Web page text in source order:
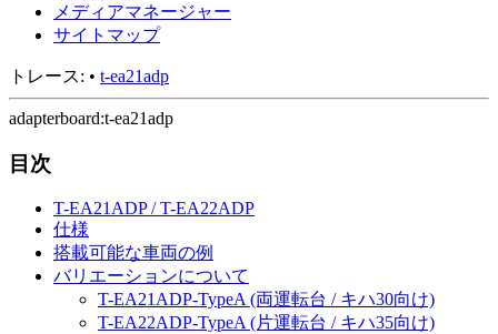
メディアマネージャー
サイトマップ
トレース: • t-ea21adp
adapterboard:t-ea21adp
目次
T-EA21ADP / T-EA22ADP
仕様
搭載可能な車両の例
バリエーションについて
T-EA21ADP-TypeA (両運転台 / キハ30向け)
T-EA22ADP-TypeA (片運転台 / キハ35向け)